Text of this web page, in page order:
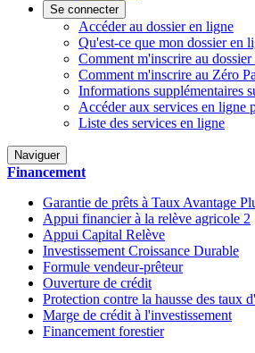
Se connecter
Accéder au dossier en ligne
Qu'est-ce que mon dossier en
Comment m'inscrire au dossier
Comment m'inscrire au Zéro
Informations supplémentaires
Accéder aux services en ligne
Liste des services en ligne
Naviguer
Financement
Garantie de prêts à Taux Avantage
Appui financier à la relève agricole 2
Appui Capital Relève
Investissement Croissance Durable
Formule vendeur-prêteur
Ouverture de crédit
Protection contre la hausse des taux
Marge de crédit à l'investissement
Financement forestier